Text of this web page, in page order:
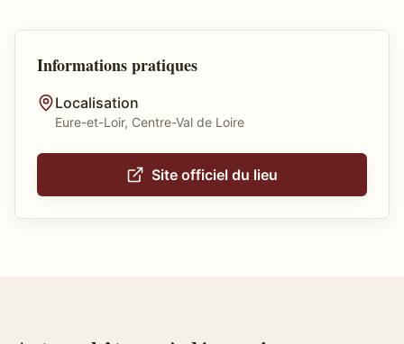
Informations pratiques
Localisation
Eure-et-Loir, Centre-Val de Loire
Site officiel du lieu